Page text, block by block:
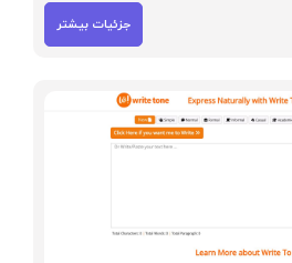
جزئیات بیشتر